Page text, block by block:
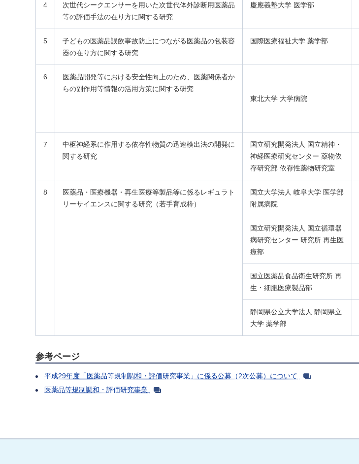
4
次世代シークエンサーを用いた次世代体外診断用医薬品
等の評価手法の在り方に関する研究
慶應義塾大学 医学部
5
子どもの医薬品誤飲事故防止につながる医薬品の包装容
器の在り方に関する研究
国際医療福祉大学 薬学部
6
医薬品開発等における安全性向上のため、医薬関係者か
らの副作用等情報の活用方策に関する研究
東北大学 大学病院
7
中枢神経系に作用する依存性物質の迅速検出法の開発に
関する研究
国立研究開発法人 国立精神・
神経医療研究センター 薬物依
存研究部 依存性薬物研究室
8
医薬品・医療機器・再生医療等製品等に係るレギュラト
リーサイエンスに関する研究（若手育成枠）
国立大学法人 岐阜大学 医学部
附属病院
国立研究開発法人 国立循環器
病研究センター 研究所 再生医
療部
国立医薬品食品衛生研究所 再
生・細胞医療製品部
静岡県公立大学法人 静岡県立
大学 薬学部
参考ページ
平成29年度「医薬品等規制調和・評価研究事業」に係る公募（2次公募）について
医薬品等規制調和・評価研究事業